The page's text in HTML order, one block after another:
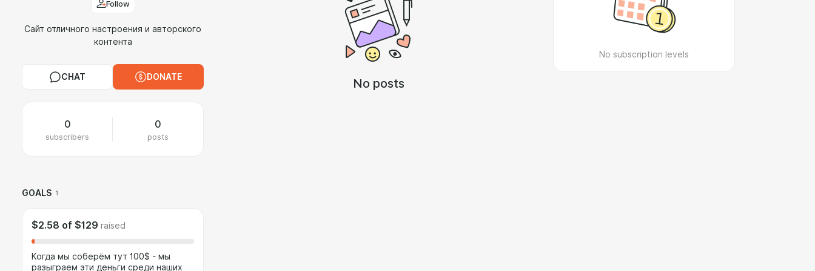
Follow
Сайт отличного настроения и авторского
контента
CHAT DONATE
0
subscribers
0
posts
GOALS 1
$2.58 of $129 raised
Когда мы соберём тут 100$ - мы
разыграем эти деньги среди наших
No posts
No subscription levels